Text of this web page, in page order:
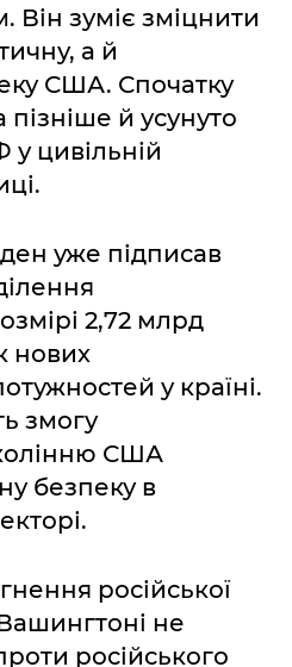
Він зуміє зміцнити
а й
США. Спочатку
й усунуто
у цивільній
уже підписав
2,72 млрд
нових
у країні.
змогу
США
безпеку в
російської
не
російського